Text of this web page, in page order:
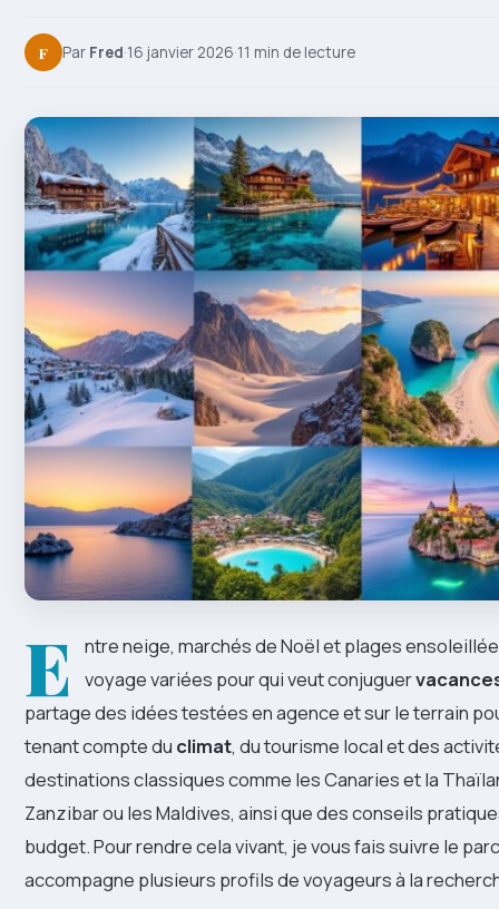
F Par Fred·16 janvier 2026·11 min de lecture
E
ntre neige, marchés de Noël et plages
voyage variées pour qui veut conjuguer
partage des idées testées en agence et sur le terrain
tenant compte du climat, du tourisme local et des
destinations classiques comme les Canaries et la
Zanzibar ou les Maldives, ainsi que des conseils
budget. Pour rendre cela vivant, je vous fais suivre le
accompagne plusieurs profils de voyageurs à la